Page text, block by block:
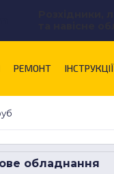
РЕМОНТ ІНСТРУКЦІЇ
обладнання